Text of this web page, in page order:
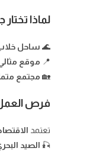
لماذا تختار
🌊 ساحل
📍 موقع
🏡 مجتمع
فرص العمل
تعتمد
🎣 الصيد